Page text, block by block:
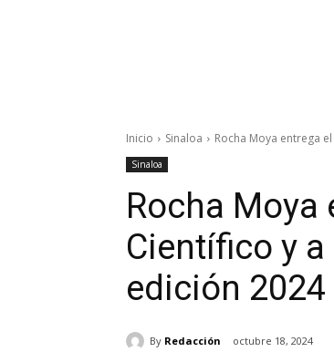
Inicio Sinaloa Rocha Moya entrega
Sinaloa
Rocha Moya
Científico y
edición 2024
By Redacción octubre 18, 2024